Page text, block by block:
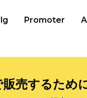
Promoter
売するため